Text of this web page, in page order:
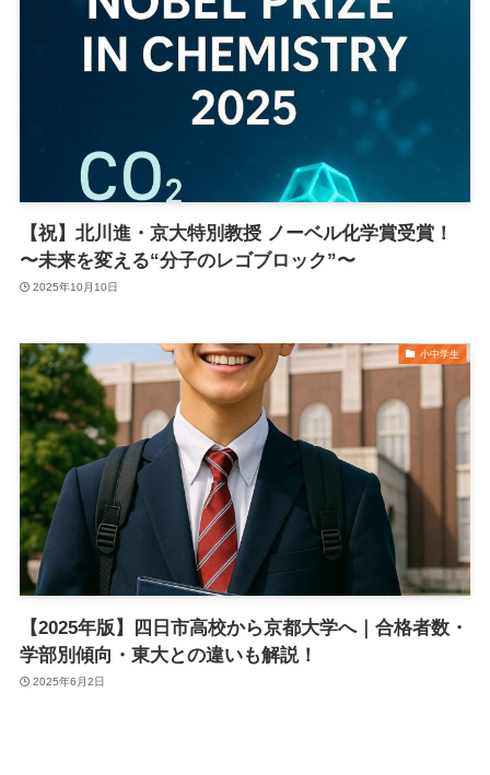
【祝】北川進・京大特別教授 ノーベル化学賞受賞！
〜未来を変える“分子のレゴブロック”〜
2025年10月10日
小中学生
【2025年版】四日市高校から京都大学へ｜合格者数・
学部別傾向・東大との違いも解説！
2025年6月2日